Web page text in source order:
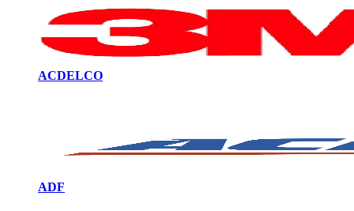
ACDELCO
ADF